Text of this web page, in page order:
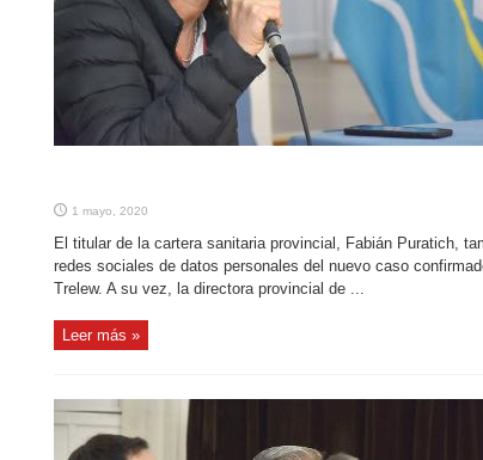
1 mayo, 2020
El titular de la cartera sanitaria provincial, Fabián Puratich,
redes sociales de datos personales del nuevo caso
Trelew. A su vez, la directora provincial de ...
Leer más »